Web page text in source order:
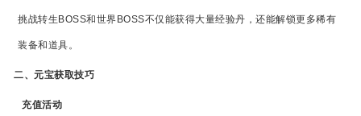
挑战转生BOSS和世界BOSS不仅能获得大量经验丹，还能解锁更多稀有
装备和道具。
二、元宝获取技巧
充值活动